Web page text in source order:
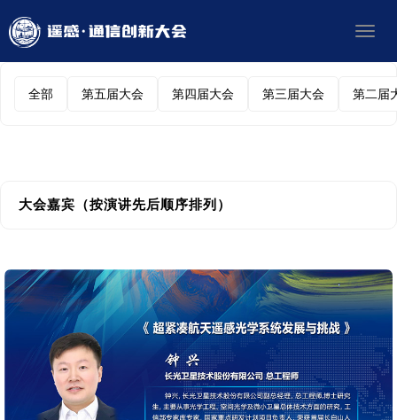
全部 第五届大会 第四届大会 第三届大会 第二届
大会嘉宾（按演讲先后顺序排列）